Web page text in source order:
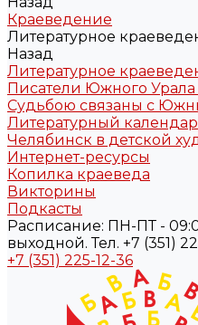
Краеведение
Литературное
Назад
Литературное
Писатели Южного Урала
Судьбою связаны с
Литературный
Челябинск в детской
Интернет-ресурсы
Копилка краеведа
Викторины
Подкасты
Расписание: ПН-ПТ -
выходной. Тел. +7 (351)
+7 (351) 225-12-36